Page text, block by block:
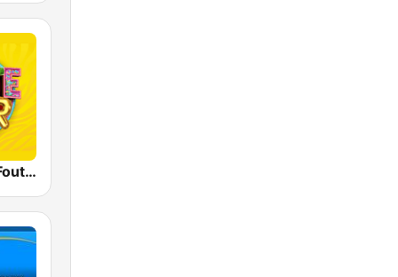
Qmusic Het Foute Uur